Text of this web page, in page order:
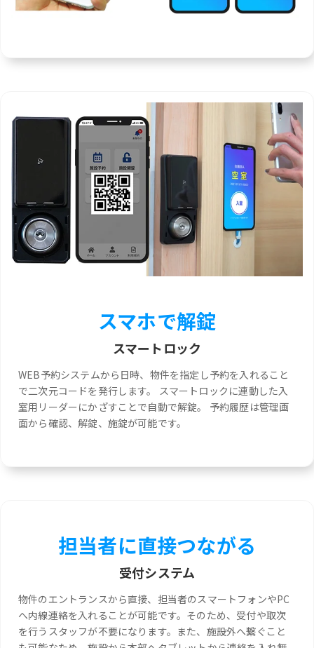
スマホで解錠
スマートロック
WEB予約システムから日時、物件を指定し予約を入れること
で二次元コードを発行します。 スマートロックに連動した入
室用リーダーにかざすことで自動で解錠。 予約履歴は管理画
面から確認、解錠、施錠が可能です。
担当者に直接つながる
受付システム
物件のエントランスから直接、担当者のスマートフォンやPC
へ内線連絡を入れることが可能です。そのため、受付や取次
を行うスタッフが不要になります。また、施設外へ繋ぐこと